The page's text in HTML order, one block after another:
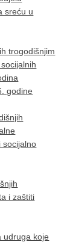
sreću u
trogodišnjim
godine
socijalno
i zaštiti
udruga koje